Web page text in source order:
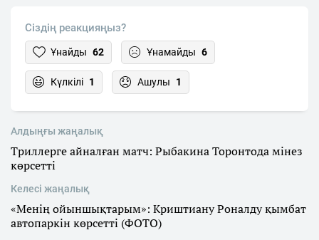
Сіздің реакцияңыз?
Ұнайды 62 Ұнамайды 6
Күлкілі 1 Ашулы 1
Алдыңғы жаңалық
Триллерге айналған матч: Рыбакина Торонтода мінез
көрсетті
Келесі жаңалық
«Менің ойыншықтарым»: Криштиану Роналду қымбат
автопаркін көрсетті (ФОТО)